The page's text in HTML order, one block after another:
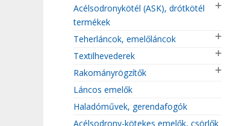
Acélsodronykötél (ASK), drótkötél
termékek
Teherláncok, emelőláncok
Textilhevederek
Rakományrögzítők
Láncos emelők
Haladóművek, gerendafogók
Acélsodrony-kötekes emelők, csörlők